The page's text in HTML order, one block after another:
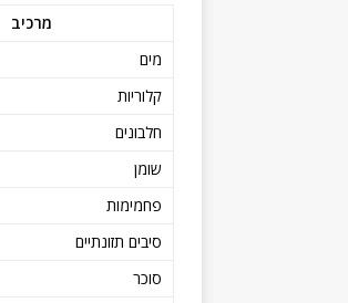
מרכיב
מים
קלוריות
חלבונים
שומן
פחמימות
סיבים תזונתיים
סוכר